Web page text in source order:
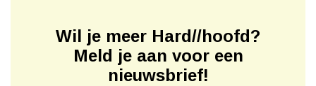
Wil je meer Hard//hoofd?
Meld je aan voor een
nieuwsbrief!